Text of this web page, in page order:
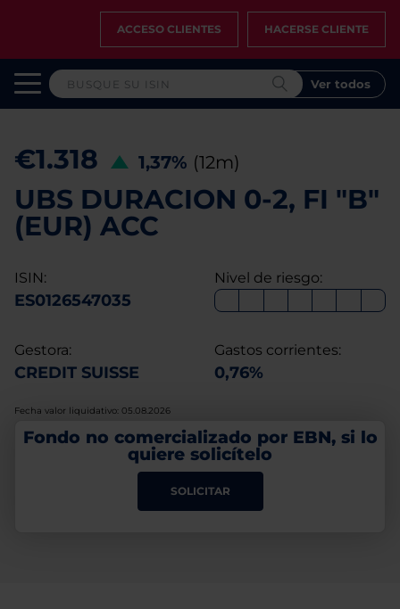
ACCESO CLIENTES HACERSE CLIENTE
Ver todos
€1.318 1,37% (12m)
UBS DURACION 0-2, FI "B"
(EUR) ACC
ISIN:
ES0126547035
Nivel de riesgo:
Gestora:
CREDIT SUISSE
Gastos corrientes:
0,76%
Fecha valor liquidativo: 05.08.2026
Fondo no comercializado por EBN, si lo
quiere solicítelo
SOLICITAR